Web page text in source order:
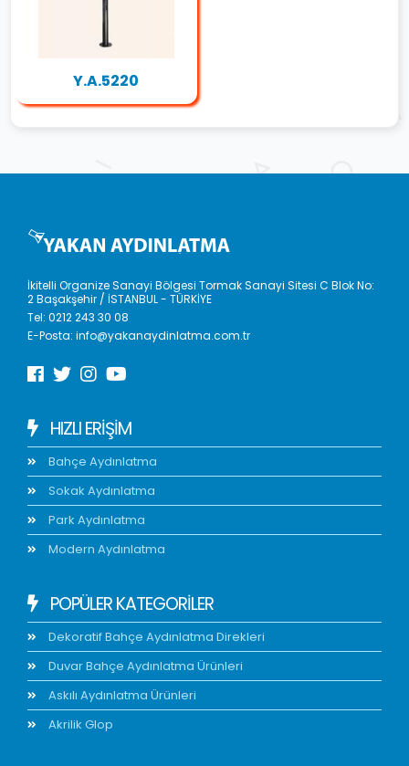
Y.A.5220
İkitelli Organize Sanayi Bölgesi Tormak Sanayi Sitesi C Blok No:
2 Başakşehir / İSTANBUL - TÜRKİYE
Tel:0212 243 30 08
E-Posta:info@yakanaydinlatma.com.tr
HIZLI ERIŞIM
Bahçe Aydınlatma
Sokak Aydınlatma
Park Aydınlatma
Modern Aydınlatma
POPÜLER KATEGORİLER
Dekoratif Bahçe Aydınlatma Direkleri
Duvar Bahçe Aydınlatma Ürünleri
Askılı Aydınlatma Ürünleri
Akrilik Glop